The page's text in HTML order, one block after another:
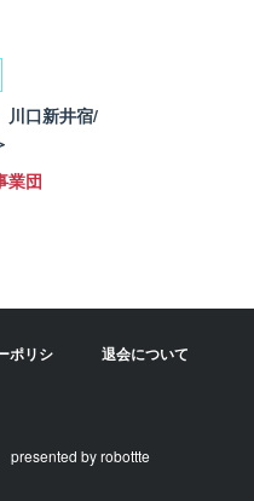
口新井宿/
業団
ポリシ
退会について
presented by robottte